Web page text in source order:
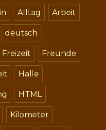
Alltag Arbeit
deutsch
Freizeit Freunde
Halle
HTML
Kilometer